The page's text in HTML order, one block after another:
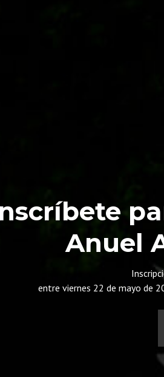
Anuel
entre viernes 22 de mayo de